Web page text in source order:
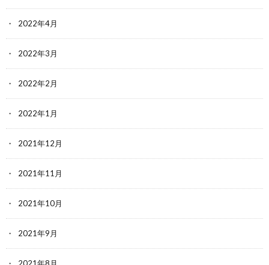
2022年4月
2022年3月
2022年2月
2022年1月
2021年12月
2021年11月
2021年10月
2021年9月
2021年8月